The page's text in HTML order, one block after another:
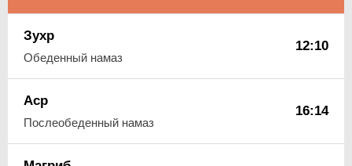
Зухр
Обеденный намаз
12:10
Аср
Послеобеденный намаз
16:14